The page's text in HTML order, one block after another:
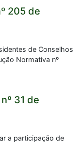
205 de
de Conselhos
Normativa nº
31 de
a participação de